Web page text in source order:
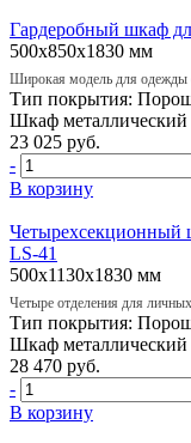
Гардеробный шкаф
500х850х1830 мм
Широкая модель для одежды
Тип покрытия:
Шкаф металлический
23 025 руб.
-
В корзину
Четырехсекционный
LS-41
500х1130х1830 мм
Четыре отделения для
Тип покрытия:
Шкаф металлический
28 470 руб.
-
В корзину